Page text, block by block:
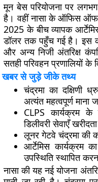
मून बेस परियोजना पर
है। वहीं नासा के ऑफिस
2025 के बीच व्यापक
डॉलर तक पहुँच गई है। इस
और अन्य निजी अंतरिक्ष
सतही परिवहन प्रणालियों के
खबर से जुड़े जीके तथ्य
चंद्रमा का दक्षिणी
अत्यंत महत्वपूर्ण माना
CLPS कार्यक्रम
डिलीवरी सेवाएँ
लूनर गेटवे चंद्रमा की
आर्टेमिस कार्यक्रम
उपस्थिति स्थापित
नासा की यह नई योजना